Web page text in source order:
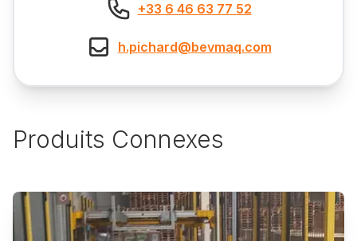
+33 6 46 63 77 52
h.pichard@bevmaq.com
Produits Connexes